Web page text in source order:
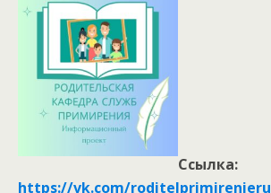
Ссылка:
https://vk.com/roditelprimirenieru